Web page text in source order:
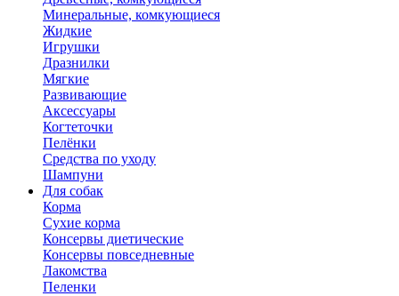
Минеральные, комкующиеся
Жидкие
Игрушки
Дразнилки
Мягкие
Развивающие
Аксессуары
Когтеточки
Пелёнки
Средства по уходу
Шампуни
Для собак
Корма
Сухие корма
Консервы диетические
Консервы повседневные
Лакомства
Пеленки